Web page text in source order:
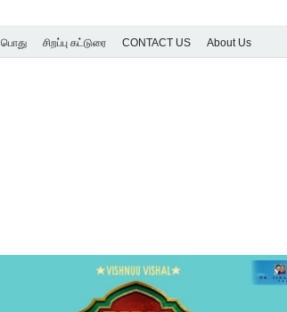
பொது சிறப்பு கட்டுரை CONTACT US About Us